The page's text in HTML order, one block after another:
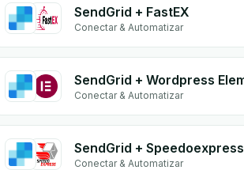
SendGrid + FastEX
Conectar & Automatizar
Conectar & Automatizar
SendGrid + Speedoexpress
Conectar & Automatizar